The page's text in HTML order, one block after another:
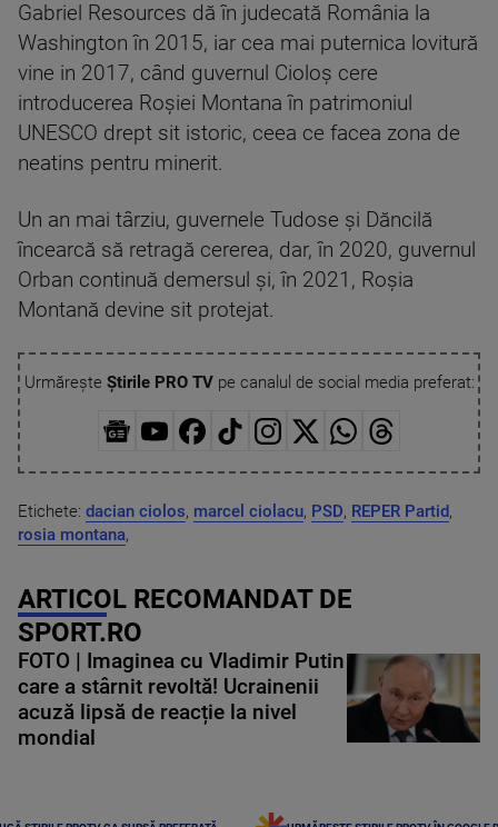
Gabriel Resources dă în judecată România la
Washington în 2015, iar cea mai puternica lovitură
vine in 2017, când guvernul Cioloș cere
introducerea Roșiei Montana în patrimoniul
UNESCO drept sit istoric, ceea ce facea zona de
neatins pentru minerit.
Un an mai târziu, guvernele Tudose și Dăncilă
încearcă să retragă cererea, dar, în 2020, guvernul
Orban continuă demersul și, în 2021, Roșia
Montană devine sit protejat.
Urmărește Știrile PRO TVpe canalul de social media preferat:
Etichete: dacian ciolos, marcel ciolacu, PSD, REPER Partid,
rosia montana,
ARTICOL RECOMANDAT DE
SPORT.RO
FOTO | Imaginea cu Vladimir Putin
care a stârnit revoltă! Ucrainenii
acuză lipsă de reacție la nivel
mondial